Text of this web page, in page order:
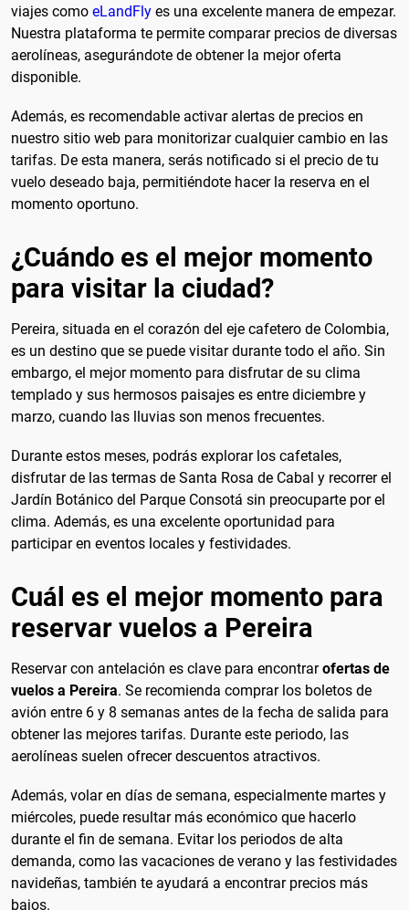
viajes como eLandFly es una excelente manera de empezar.
Nuestra plataforma te permite comparar precios de diversas
aerolíneas, asegurándote de obtener la mejor oferta
disponible.
Además, es recomendable activar alertas de precios en
nuestro sitio web para monitorizar cualquier cambio en las
tarifas. De esta manera, serás notificado si el precio de tu
vuelo deseado baja, permitiéndote hacer la reserva en el
momento oportuno.
¿Cuándo es el mejor momento
para visitar la ciudad?
Pereira, situada en el corazón del eje cafetero de Colombia,
es un destino que se puede visitar durante todo el año. Sin
embargo, el mejor momento para disfrutar de su clima
templado y sus hermosos paisajes es entre diciembre y
marzo, cuando las lluvias son menos frecuentes.
Durante estos meses, podrás explorar los cafetales,
disfrutar de las termas de Santa Rosa de Cabal y recorrer el
Jardín Botánico del Parque Consotá sin preocuparte por el
clima. Además, es una excelente oportunidad para
participar en eventos locales y festividades.
Cuál es el mejor momento para
reservar vuelos a Pereira
Reservar con antelación es clave para encontrarofertas de
vuelos a Pereira. Se recomienda comprar los boletos de
avión entre 6 y 8 semanas antes de la fecha de salida para
obtener las mejores tarifas. Durante este periodo, las
aerolíneas suelen ofrecer descuentos atractivos.
Además, volar en días de semana, especialmente martes y
miércoles, puede resultar más económico que hacerlo
durante el fin de semana. Evitar los periodos de alta
demanda, como las vacaciones de verano y las festividades
navideñas, también te ayudará a encontrar precios más
bajos.